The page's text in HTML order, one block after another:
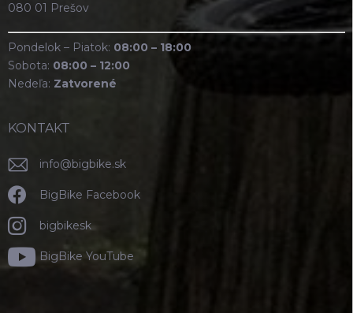
080 01 Prešov
Pondelok – Piatok: 08:00 – 18:00
Sobota: 08:00 – 12:00
Nedeľa: Zatvorené
KONTAKT
info@bigbike.sk
BigBike Facebook
bigbikesk
BigBike YouTube